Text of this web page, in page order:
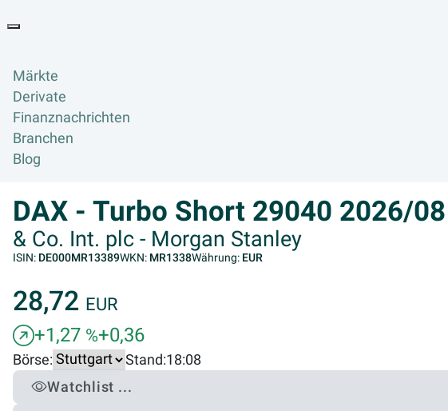
Märkte
Derivate
Finanznachrichten
Branchen
Blog
DAX - Turbo Short 29040 2026/08
& Co. Int. plc - Morgan Stanley
ISIN: DE000MR13389WKN: MR1338Währung: EUR
28,72 EUR
+1,27 %+0,36
Börse: Stand:18:08
Watchlist ...